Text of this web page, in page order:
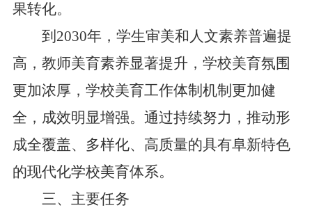
果转化。
到2030年，学生审美和人文素养普遍提
高，教师美育素养显著提升，学校美育氛围
更加浓厚，学校美育工作体制机制更加健
全，成效明显增强。通过持续努力，推动形
成全覆盖、多样化、高质量的具有阜新特色
的现代化学校美育体系。
三、主要任务